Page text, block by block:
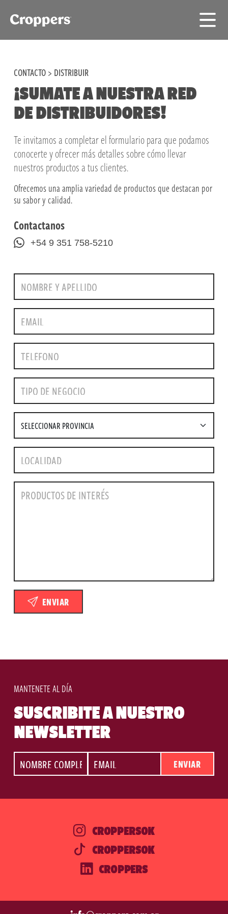
CONTACTO> DISTRIBUIR
¡SUMATE A NUESTRA RED
DE DISTRIBUIDORES!
Te invitamos a completar el formulario para que podamos
conocerte y ofrecer más detalles sobre cómo llevar
nuestros productos a tus clientes.
Ofrecemos una amplia variedad de productos que destacan por
su sabor y calidad.
Contactanos
+54 9 351 758-5210
ENVIAR
MANTENETE AL DÍA
SUSCRIBITE A NUESTRO
NEWSLETTER
ENVIAR
CROPPERSOK
CROPPERSOK
CROPPERS